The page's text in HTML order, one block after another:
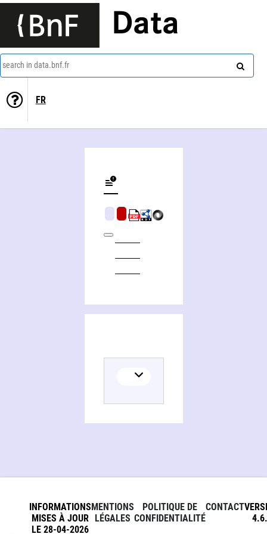
Data
search in data.bnf.fr
FR
INFORMATIONS
MISES À JOUR
LE 28-04-2026
MENTIONS
LÉGALES
POLITIQUE DE
CONFIDENTIALITÉ
CONTACT